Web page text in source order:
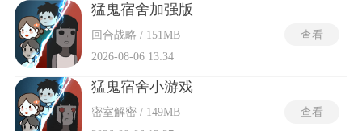
猛鬼宿舍加强版
回合战略 / 151MB
2026-08-06 13:34
查看
猛鬼宿舍小游戏
密室解密 / 149MB
查看